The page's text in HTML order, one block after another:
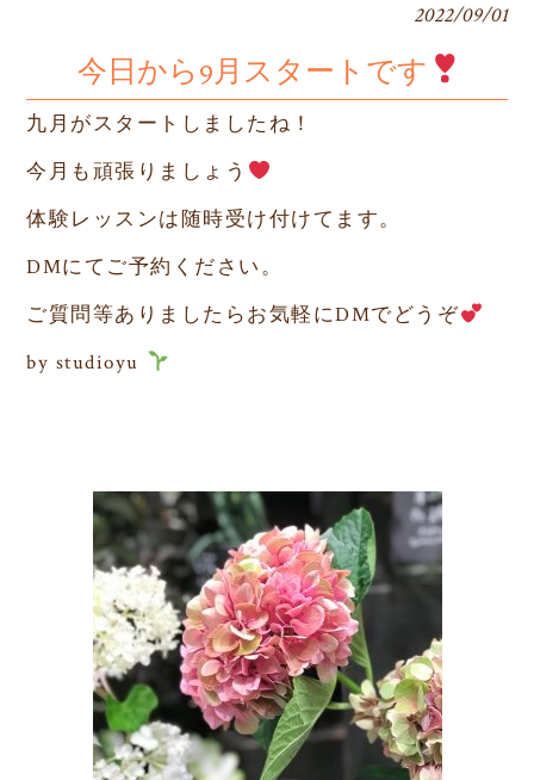
2022/09/01
今日から9月スタートです
九月がスタートしましたね！
今月も頑張りましょう
体験レッスンは随時受け付けてます。
DMにてご予約ください。
ご質問等ありましたらお気軽にDMでどうぞ
by studioyu